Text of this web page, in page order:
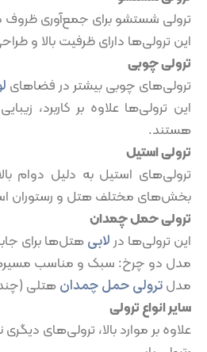
ترولی شستشو برای جمع‌آوری ظروف
این ترولی‌ها دارای ظرفیت بالا و
ترولی چوبی
ترولی‌های چوبی بیشتر در فضاهای
این ترولی‌ها علاوه بر کاربرد،
هستند.
ترولی استیل
ترولی‌های استیل به دلیل دوام
بخش‌های مختلف هتل و رستوران
ترولی حمل چمدان
این ترولی‌ها درلابیهتل‌ها برای
مدل دو چرخ: سبک و مناسب
مدلترولی حمل چمدانهتلی
سایر انواع ترولی
علاوه بر موارد بالا، ترولی‌های